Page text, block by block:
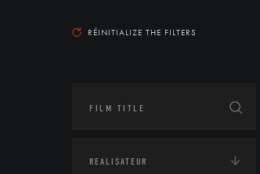
RÉINITIALIZE THE FILTERS